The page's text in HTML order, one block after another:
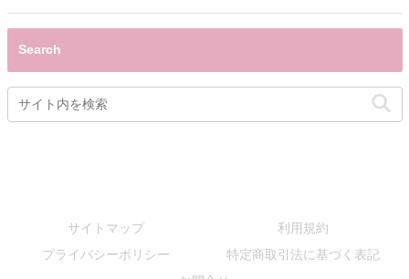
Search
サイトマップ
利用規約
プライバシーポリシー
特定商取引法に基づく表記